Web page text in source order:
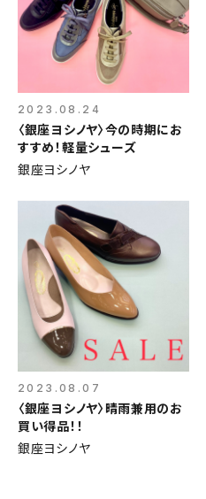
2023.08.24
〈銀座ヨシノヤ〉今の時期にお
すすめ！軽量シューズ
銀座ヨシノヤ
2023.08.07
〈銀座ヨシノヤ〉晴雨兼用のお
買い得品！！
銀座ヨシノヤ